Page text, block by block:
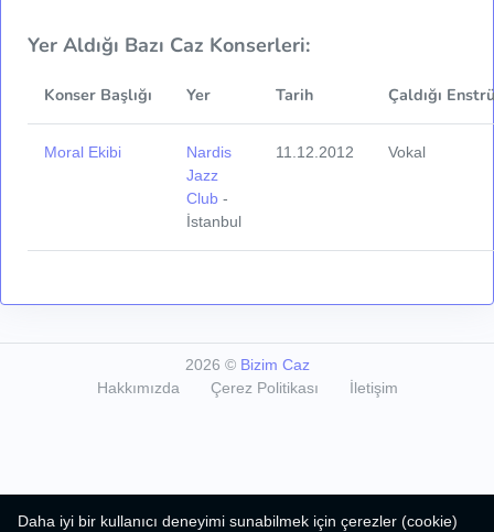
Yer Aldığı Bazı Caz Konserleri:
Konser Başlığı Yer Tarih Çaldığı
Moral Ekibi
Nardis
Jazz
Club -
İstanbul
11.12.2012 Vokal
2026 © Bizim Caz
Hakkımızda
Çerez Politikası İletişim
Daha iyi bir kullanıcı deneyimi sunabilmek için çerezler (cookie)